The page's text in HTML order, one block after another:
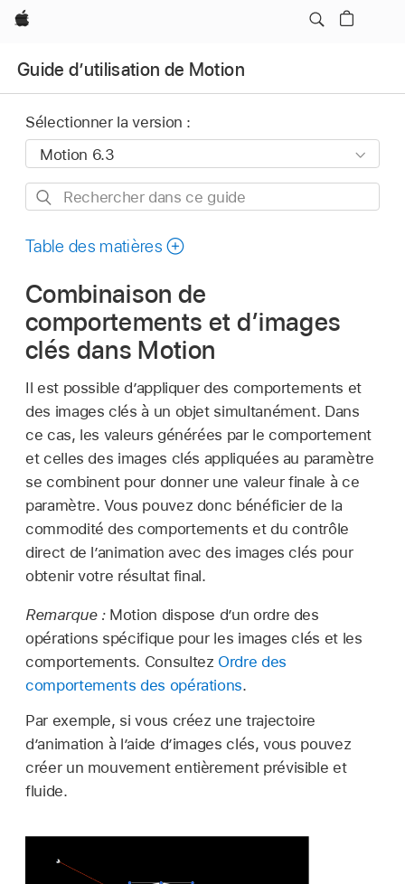
Apple
Guide d’utilisation de Motion
Sélectionner la version :
Rechercher
ce
Table des matières
Combinaison de
comportements et d’images
clés dans Motion
Il est possible d’appliquer des comportements et
des images clés à un objet simultanément. Dans
ce cas, les valeurs générées par le comportement
et celles des images clés appliquées au paramètre
se combinent pour donner une valeur finale à ce
paramètre. Vous pouvez donc bénéficier de la
commodité des comportements et du contrôle
direct de l’animation avec des images clés pour
obtenir votre résultat final.
Remarque : Motion dispose d’un ordre des
opérations spécifique pour les images clés et les
comportements. Consultez Ordre des
comportements des opérations.
Par exemple, si vous créez une trajectoire
d’animation à l’aide d’images clés, vous pouvez
créer un mouvement entièrement prévisible et
fluide.